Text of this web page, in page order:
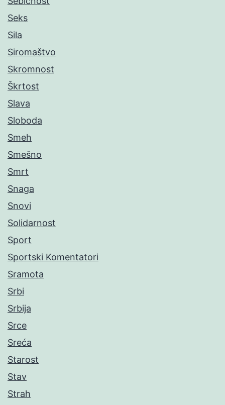
Seks
Sila
Siromaštvo
Skromnost
Škrtost
Slava
Sloboda
Smeh
Smešno
Smrt
Snaga
Snovi
Solidarnost
Sport
Sportski Komentatori
Sramota
Srbi
Srbija
Srce
Sreća
Starost
Stav
Strah